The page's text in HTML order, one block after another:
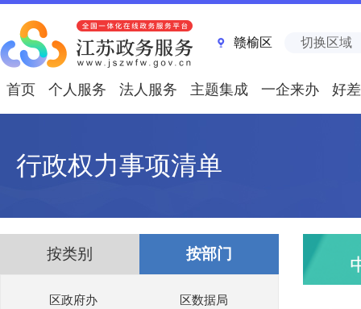
赣榆区 切换区域
首页 个人服务 法人服务 主题集成 一企来办 好
行政权力事项清单
按类别 按部门
区政府办 区数据局